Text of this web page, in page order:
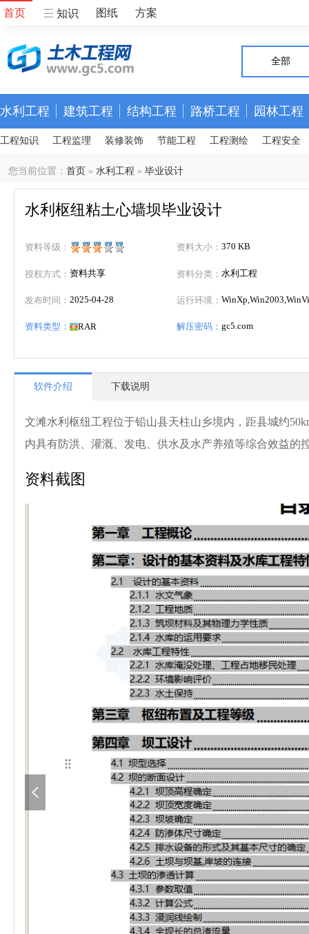
首页 知识 图纸 方案
全部
水利工程 建筑工程 结构工程 路桥工程 园林工程
工程知识 工程监理 装修装饰 节能工程 工程测绘 工程安全
您当前位置： 首页 » 水利工程 » 毕业设计
水利枢纽粘土心墙坝毕业设计
资料等级：
授权方式： 资料共享
发布时间： 2025-04-28
资料类型： RAR
资料大小： 370 KB
资料分类： 水利工程
运行环境：
解压密码： gc5.com
软件介绍 下载说明
文滩水利枢纽工程位于铅山县天柱山乡境内，距县城约
内具有防洪、灌溉、发电、供水及水产养殖等综合效益的
资料截图